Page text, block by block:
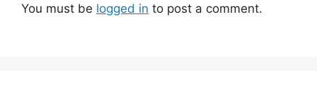
You must be logged in to post a comment.